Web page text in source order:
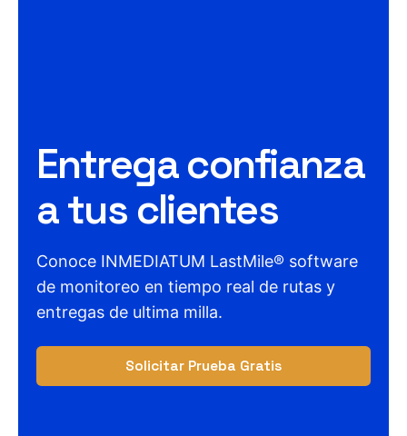
Entrega confianza
a tus clientes
Conoce INMEDIATUM LastMile® software
de monitoreo en tiempo real de rutas y
entregas de ultima milla.
Solicitar Prueba Gratis